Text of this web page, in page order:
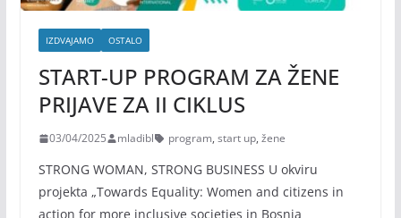
IZDVAJAMO OSTALO
START-UP PROGRAM ZA ŽENE
PRIJAVE ZA II CIKLUS
03/04/2025 mladibl program, start up, žene
STRONG WOMAN, STRONG BUSINESS U okviru
projekta „Towards Equality: Women and citizens in
action for more inclusive societies in Bosnia